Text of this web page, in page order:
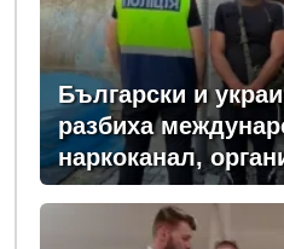
Български и
разбиха
наркоканал,
задържан у нас